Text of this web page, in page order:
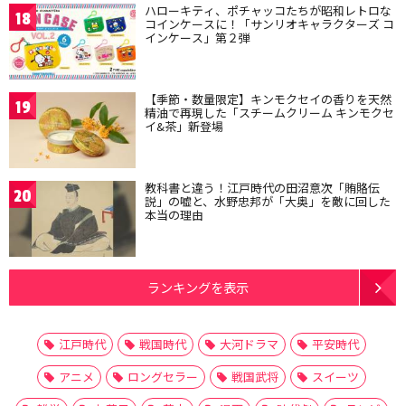
18 ハローキティ、ポチャッコたちが昭和レトロな
コインケースに！「サンリオキャラクターズ コ
インケース」第２弾
19 【季節・数量限定】キンモクセイの香りを天然
精油で再現した「スチームクリーム キンモクセ
イ&茶」新登場
20 教科書と違う！江戸時代の田沼意次「賄賂伝
説」の嘘と、水野忠邦が「大奥」を敵に回した
本当の理由
ランキングを表示
江戸時代 戦国時代 大河ドラマ
平安時代
アニメ
ロングセラー 戦国武将
スイーツ